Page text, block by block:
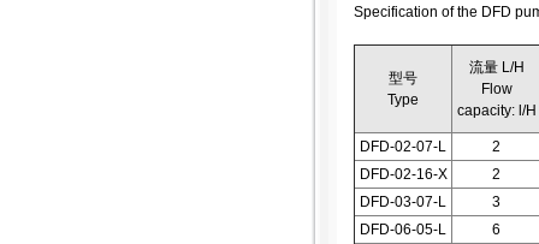
Specification of the DFD
型号
Type
流量 L/H
Flow
capacity: l/H
DFD-02-07-L
2
DFD-02-16-X
2
DFD-03-07-L
3
DFD-06-05-L
6